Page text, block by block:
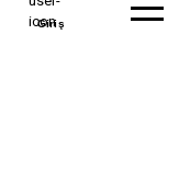
Whatsapp Yardım
Giriş